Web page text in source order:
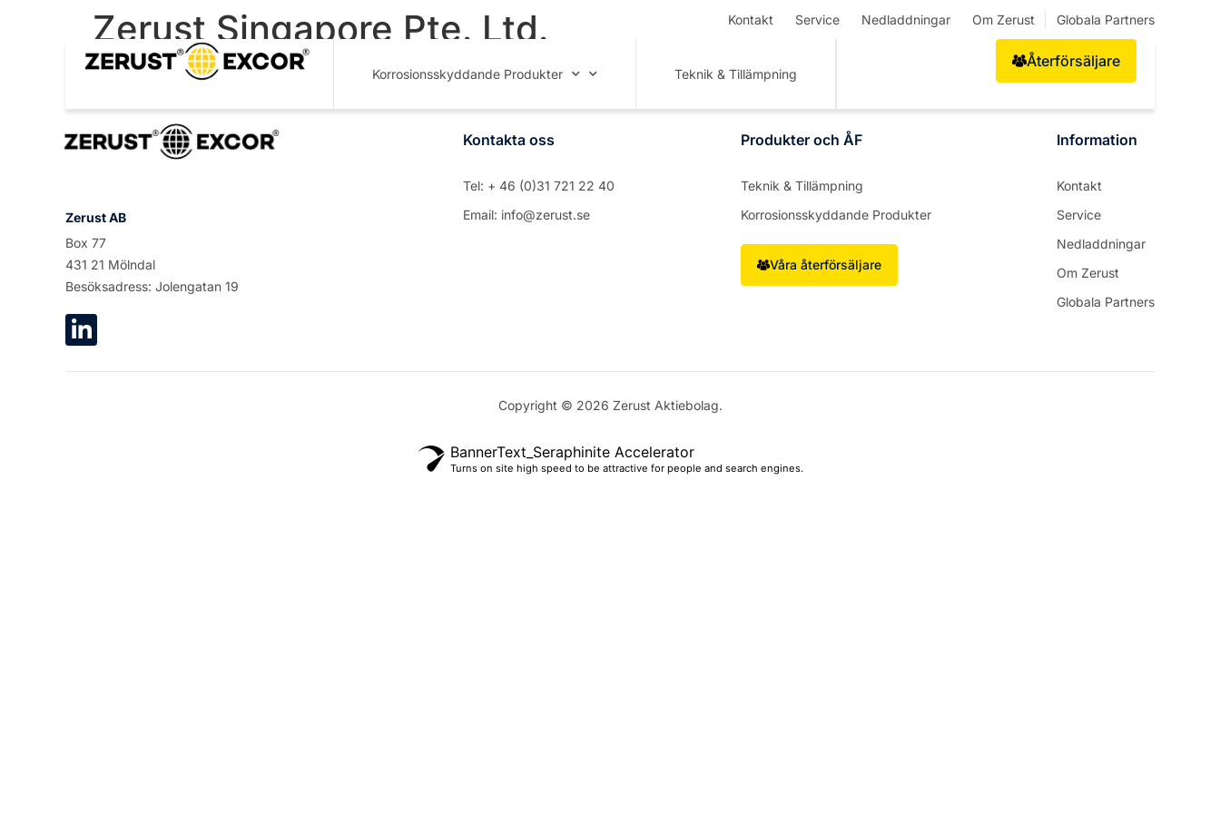
Kontakt Service Nedladdningar Om Zerust Globala Partners
Korrosionsskyddande Produkter Teknik & Tillämpning
Återförsäljare
Zerust Singapore Pte. Ltd.
Zerust AB
Box 77
431 21 Mölndal
Besöksadress: Jolengatan 19
Kontakta oss
Tel: + 46 (0)31 721 22 40
Email: info@zerust.se
Produkter och ÅF
Teknik & Tillämpning
Korrosionsskyddande Produkter
Våra återförsäljare
Information
Kontakt
Service
Nedladdningar
Om Zerust
Globala Partners
Copyright © 2026 Zerust Aktiebolag.
BannerText_Seraphinite Accelerator
Turns on site high speed to be attractive for people and search engines.